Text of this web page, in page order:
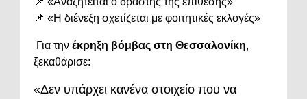
📌 «Η διένεξη σχετίζεται με φοιτητικές εκλογές»
Για την έκρηξη βόμβας στη Θεσσαλονίκη,
ξεκαθάρισε:
«Δεν υπάρχει κανένα στοιχείο που να